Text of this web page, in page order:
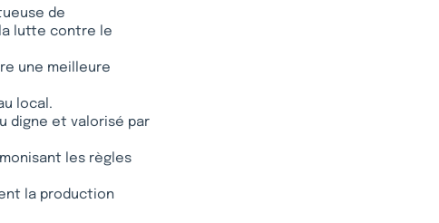
de
lutte contre le
une meilleure
local.
digne et valorisé par
les règles
la production